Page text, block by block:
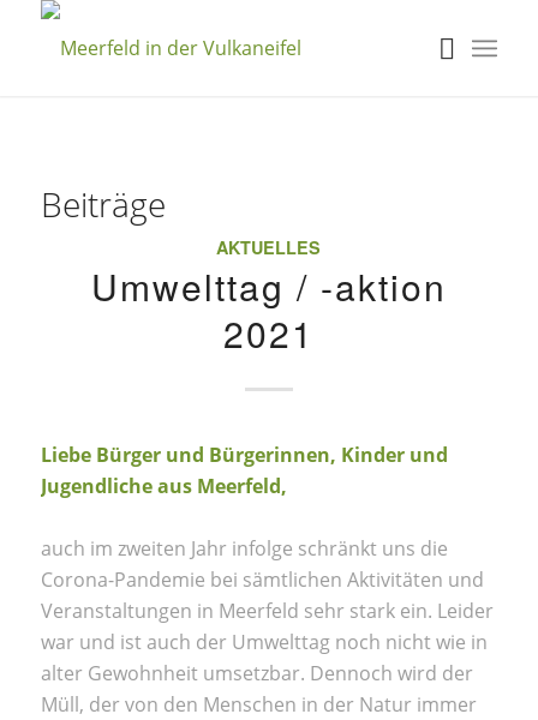
Beiträge
AKTUELLES
Umwelttag / -aktion
2021
Liebe Bürger und Bürgerinnen, Kinder und
Jugendliche aus Meerfeld,
auch im zweiten Jahr infolge schränkt uns die
Corona-Pandemie bei sämtlichen Aktivitäten und
Veranstaltungen in Meerfeld sehr stark ein. Leider
war und ist auch der Umwelttag noch nicht wie in
alter Gewohnheit umsetzbar. Dennoch wird der
Müll, der von den Menschen in der Natur immer